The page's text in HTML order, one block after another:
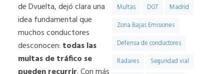
de Dvuelta, dejó clara una
idea fundamental que
muchos conductores
desconocen: todas las
multas de tráfico se
Multas DGT
Madrid
Zona Bajas Emisiones
Defensa de conductores
Radares
Seguridad vial